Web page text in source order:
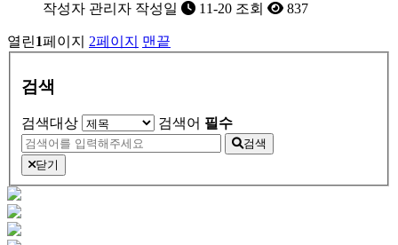
작성자 관리자 작성일 11-20 조회 837
열린1페이지 2페이지 맨끝
검색
검색대상 검색어 필수
검색
닫기